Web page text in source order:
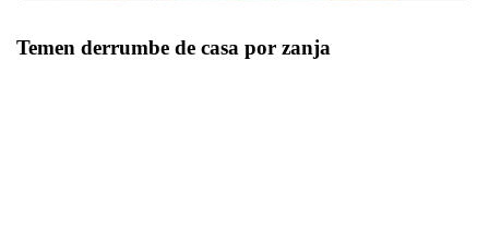
Temen derrumbe de casa por zanja